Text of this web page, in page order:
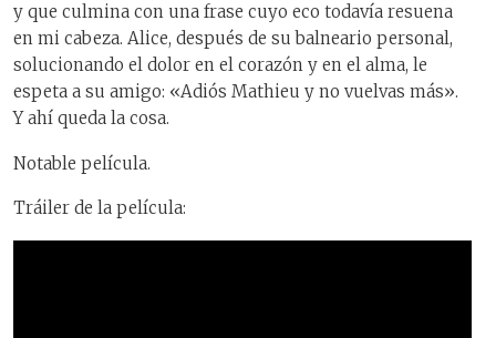
y que culmina con una frase cuyo eco todavía resuena
en mi cabeza. Alice, después de su balneario personal,
solucionando el dolor en el corazón y en el alma, le
espeta a su amigo: «Adiós Mathieu y no vuelvas más».
Y ahí queda la cosa.
Notable película.
Tráiler de la película: